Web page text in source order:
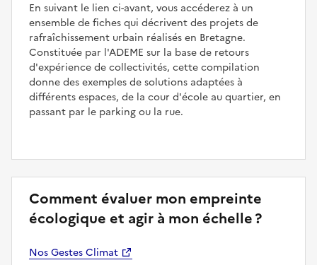
En suivant le lien ci-avant, vous accéderez à un
ensemble de fiches qui décrivent des projets de
rafraîchissement urbain réalisés en Bretagne.
Constituée par l'ADEME sur la base de retours
d'expérience de collectivités, cette compilation
donne des exemples de solutions adaptées à
différents espaces, de la cour d'école au quartier, en
passant par le parking ou la rue.
Comment évaluer mon empreinte
écologique et agir à mon échelle ?
Nos Gestes Climat